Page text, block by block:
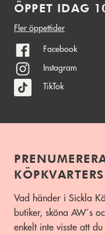
ÖPPET IDAG
Fler öppettider
Facebook
Instagram
TikTok
Vad händer i Sickla
butiker, sköna AW´s
enkelt inte visste att